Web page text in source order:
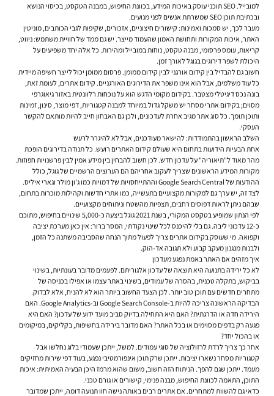
למובייל. SEO תוכני עוסק באיכות המידע, בכוונת החיפוש, במבנה הטקסט, בכיסוי הנושא
ובכתיבת תוכן SEO שמשרתת אנשים לפני מנועים.
מעבר לכך, יש סמכות ואמינות: קישורים חיצוניים, אזכורים, שקיפות לגבי הכותבים, מוניטין
האתר, איכות המקורות ותחושת האמון שהעמוד מייצר. יש גם ממד של חוויית משתמש: ניווט,
קריאות, עומס פרסומי, מבנה טקסט, נוחות במובייל ומהירות. כל אלה יחד משפיעים על
היכולת לשפר דירוגים בגוגל לאורך זמן.
חשוב גם להבדיל בין קידום אורגני לבין קידום ממומן. פרסום ממומן יכול לייצר חשיפה מיידית
כל עוד משלמים, אבל הוא אינו משפר את הדירוגים האורגניים. קידום אתרים, לעומת זאת,
בונה נכס דיגיטלי מצטבר. בקידום מקומי הדגש הוא על נוכחות רלוונטית באזור גיאוגרפי
מסוים; בקידום אתרי מסחר יש משקל גדול במיוחד למבנה קטגוריות, דפי מוצר, סינון, זמינות
ותוכן תומך. כל סוג אתר מגיב אחרת לעדכונים, ולכן גם האבחון חייב להיות מותאם להקשר
העסקי.
השלב הראשון בהתמודדות: להישאר מעודכנים, אבל לא להיגרר לרעש
אחת הבעיות הידועות בתחום היא שעולם קידום האתרים רועש. כל תנודה בדירוגים הופכת
מהר מאוד ל"תיאוריה" על עדכון חדש. לכן חשוב להבחין בין מידע אמין לבין פרשנויות חפוזות.
מקורות המידע הראשונים שצריך לעקוב אחריהם הם הערוצים הרשמיים של גוגל, כולל
ההודעות של Google Search Central וההתייחסויות של דמויות כמו ג'ון מולר וגארי איליס.
לצד זה, יש ערך גם למקורות מקצועיים בתעשייה, כמו אתרי חדשות וקהילות מוכרות בתחום,
שבהם ניתן לראות דפוסים רחבים, תצפיות מהשטח וניתוחים מקצועיים.
לפי הנתון שמופיע בטקסט המקורי, בשנת 2021 גוגל ביצעה כ-5,000 שינויים בחיפוש, מתוכם
כ-12 עדכוני ליבה. גם בלי להיכנס לכל שינוי נקודתי, המסר ברור: אין כאן מערכת יציבה
וקפואה. מי שעוסק בקידום אתריםצריך לפעול מתוך הנחה שהסביבה משתנה כל הזמן,
ולבנות מנגנון מעקב קבוע ולא תגובה אד-הוק.
איך מזהים אם האתר באמת נפגע מעדכון
לא כל ירידה בתנועה היא תוצאה של עדכון אלגוריתם. לפעמים מדובר בעונתיות, בשינוי
בביקוש, בתקלה טכנית, בהסרה של עמודים, בשינוי באתר עצמו או אפילו בכניסה של
מתחרים חדשים עם תוכן טוב יותר. לכן הצעד החשוב ביותר הוא לא להניח, אלא לבדוק.
הבדיקה הראשונה צריכה להיות ב-Google Search Console וב-Google Analytics. האם
הירידה חדה או הדרגתית? האם היא התחילה בדיוק סביב מועד ידוע של עדכון? האם היא
פגעה רק בדפים מסוימים או בכל האתר? האם מדובר בירידה בחשיפות, בקליקים, במיקומים
או בהכול יחד?
אחר כך צריך לרדת לרזולוציה של סוגי עמודים. למשל, ייתכן שעמודי בלוג נחלשו אבל
קטגוריות מסחר נשארו יציבות. ייתכן שרק תוכן אינפורמטיבי נפגע, בעוד דפי שירות מחזיקים
מעמד. ייתכן שגם להפך. הניתוח הזה חשוב, משום שהוא מרמז היכן הבעיה האמיתית: איכות
התוכן, התאמה לכוונת החיפוש, מבנה פנימי, קישורים או גורם טכני.
כדאי גם להשוות למתחרים. אם אתרים רבים באותה נישה חוו תנועה דומה, ייתכן שמדובר